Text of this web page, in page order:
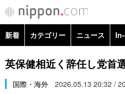
新着 カテゴリー ニュース
政治・外交
経済・ビジネス
英保健相近く辞任し党首
国際・海外 2026.05.13 20:32 /